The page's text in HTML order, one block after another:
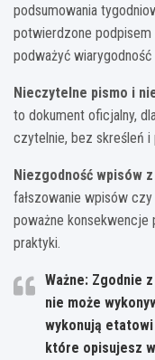
podsumowania
potwierdzone
podważyć wiarygodność
Nieczytelne pismo i
to dokument oficjalny,
czytelnie, bez skreśleń i
Niezgodność wpisów
fałszowanie wpisów
poważne konsekwencje
praktyki.
Ważne: Zgodnie
nie może
wykonują etatowi
które opisujesz